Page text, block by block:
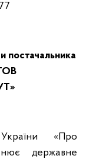
постачальника
«Про
державне